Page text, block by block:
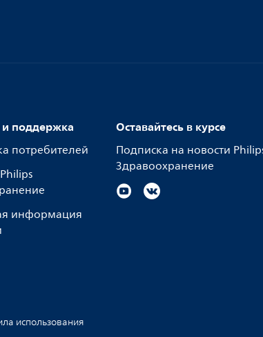
поддержка
потребителей
информация
Оставайтесь в курсе
Подписка на новости
Здравоохранение
использования